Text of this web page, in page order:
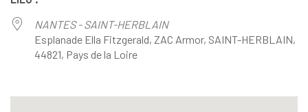
NANTES - SAINT-HERBLAIN
Esplanade Ella Fitzgerald, ZAC Armor, SAINT-HERBLAIN,
44821, Pays de la Loire